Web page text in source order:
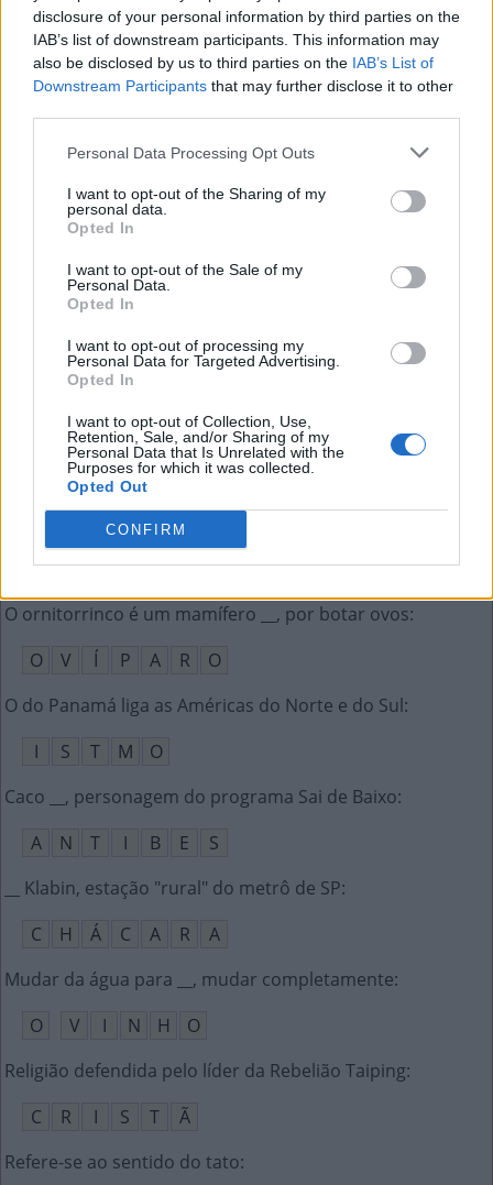
disclosure of your personal information by third parties on the
IAB’s list of downstream participants. This information may
also be disclosed by us to third parties on the IAB’s List of
Downstream Participants that may further disclose it to other
Personal Data Processing Opt Outs
I want to opt-out of the Sharing of my
personal data.
Opted In
I want to opt-out of the Sale of my
Personal Data.
Opted In
I want to opt-out of processing my
Personal Data for Targeted Advertising.
Opted In
I want to opt-out of Collection, Use,
Retention, Sale, and/or Sharing of my
Personal Data that Is Unrelated with the
Purposes for which it was collected.
Opted Out
CONFIRM
A
C
E
__ e salva, fora de perigo:
S
Ã
Armado até __ dentes:
S
M
O
Iniciais do apresentador do Jornal da Band em 2021
O
Sigla do país sede da Nestlé:
H
Bravura, força interna para fazer algo
C
O R A G E
M
O ornitorrinco é um mamífero __, por botar ovos:
O
V Í P A R
O
O do Panamá liga as Américas do Norte e do Sul:
I
S T M
O
Caco __, personagem do programa Sai de Baixo:
A
N T I B E
S
__ Klabin, estação "rural" do metrô de SP:
C
H Á C A R
A
Mudar da água para __, mudar completamente:
O
V I N H
O
Religião defendida pelo líder da Rebelião Taiping:
C
R I S T
Ã
Refere-se ao sentido do tato: